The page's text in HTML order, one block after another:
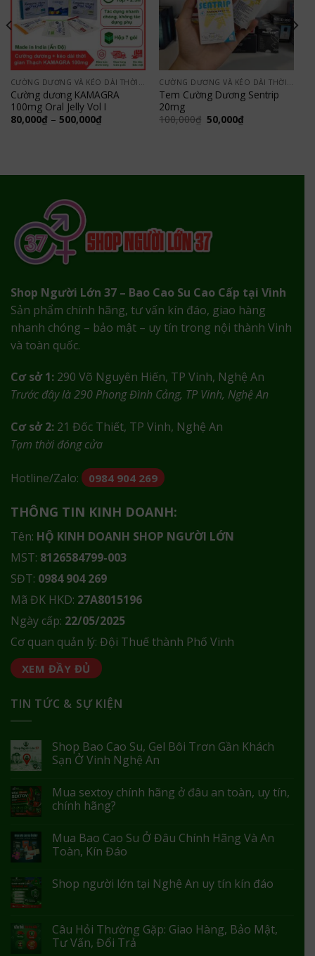
CƯỜNG DƯƠNG VÀ KÉO DÀI THỜI GIAN
Cường dương KAMAGRA
100mg Oral Jelly Vol I
80,000₫ – 500,000₫Khoảng
giá:
CƯỜNG DƯƠNG VÀ KÉO DÀI THỜI GIAN
Tem Cường Dương Sentrip
20mg
100,000₫ Giá
gốc
50,000₫Giá
Shop Người Lớn 37 – Bao Cao Su Cao Cấp tại Vinh
Sản phẩm chính hãng, tư vấn kín đáo, giao hàng
nhanh chóng – bảo mật – uy tín trong nội thành Vinh
và toàn quốc.
Cơ sở 1: 290 Võ Nguyên Hiến, TP Vinh, Nghệ An
Trước đây là 290 Phong Đình Cảng, TP Vinh, Nghệ An
Cơ sở 2: 21 Đốc Thiết, TP Vinh, Nghệ An
Tạm thời đóng cửa
Hotline/Zalo: 0984 904 269
THÔNG TIN KINH DOANH:
Tên: HỘ KINH DOANH SHOP NGƯỜI LỚN
MST: 8126584799-003
SĐT: 0984 904 269
Mã ĐK HKD: 27A8015196
Ngày cấp: 22/05/2025
Cơ quan quản lý: Đội Thuế thành Phố Vinh
XEM ĐẦY ĐỦ
TIN TỨC & SỰ KIỆN
Shop Bao Cao Su, Gel Bôi Trơn Gần Khách
Sạn Ở Vinh Nghệ An
Mua sextoy chính hãng ở đâu an toàn, uy tín,
chính hãng?
Mua Bao Cao Su Ở Đâu Chính Hãng Và An
Toàn, Kín Đáo
Shop người lớn tại Nghệ An uy tín kín đáo
Câu Hỏi Thường Gặp: Giao Hàng, Bảo Mật,
Tư Vấn, Đổi Trả